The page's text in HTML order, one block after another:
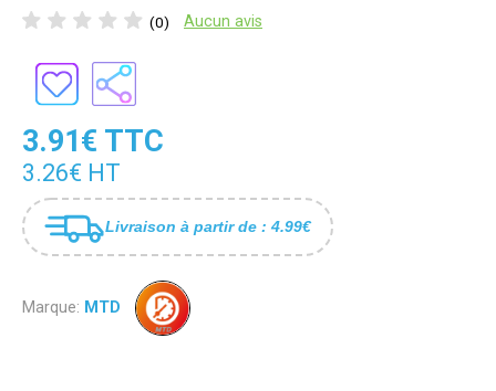
(0) Aucun avis
3.91€ TTC
3.26€ HT
Livraison à partir de : 4.99€
Marque: MTD